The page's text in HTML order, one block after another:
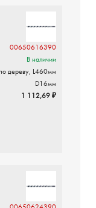
00650616390
В наличии
дереву, L460мм
D16мм
1 112,69 ₽